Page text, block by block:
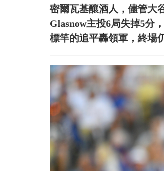
密爾瓦基釀酒人，儘管大
Glasnow主投6局失掉5分
標竿的追平轟領軍，終場